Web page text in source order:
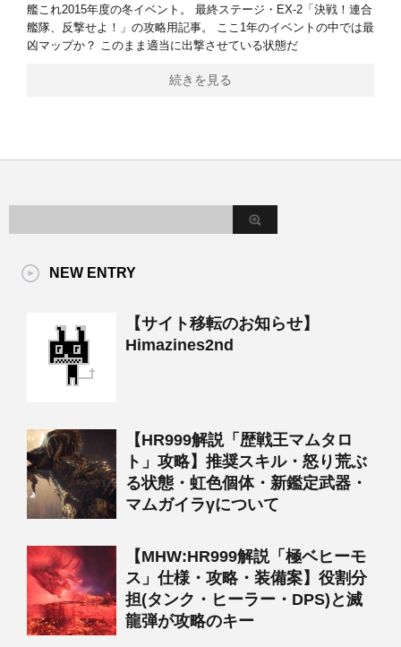
艦これ2015年度の冬イベント。 最終ステージ・EX-2「決戦！連合
艦隊、反撃せよ！」の攻略用記事。 ここ1年のイベントの中では最
凶マップか？ このまま適当に出撃させている状態だ
続きを見る
NEW ENTRY
【サイト移転のお知らせ】
Himazines2nd
【HR999解説「歴戦王マムタロ
ト」攻略】推奨スキル・怒り荒ぶ
る状態・虹色個体・新鑑定武器・
マムガイラγについて
【MHW:HR999解説「極ベヒーモ
ス」仕様・攻略・装備案】役割分
担(タンク・ヒーラー・DPS)と滅
龍弾が攻略のキー